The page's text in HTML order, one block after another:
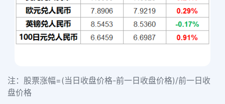
注：股票涨幅=(当日收盘价格-前一日收盘价格)/前一日收
盘价格